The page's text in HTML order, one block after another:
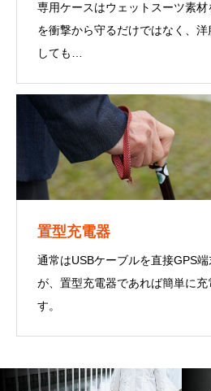
専用ケースはウェットスーツ素
を衝撃から守るだけではなく、
しても
ンに直接付けたり、ベルトに装
置型充電器
通常はUSBケーブルを直接GPS
が、置型充電器であれば簡単に充
す。